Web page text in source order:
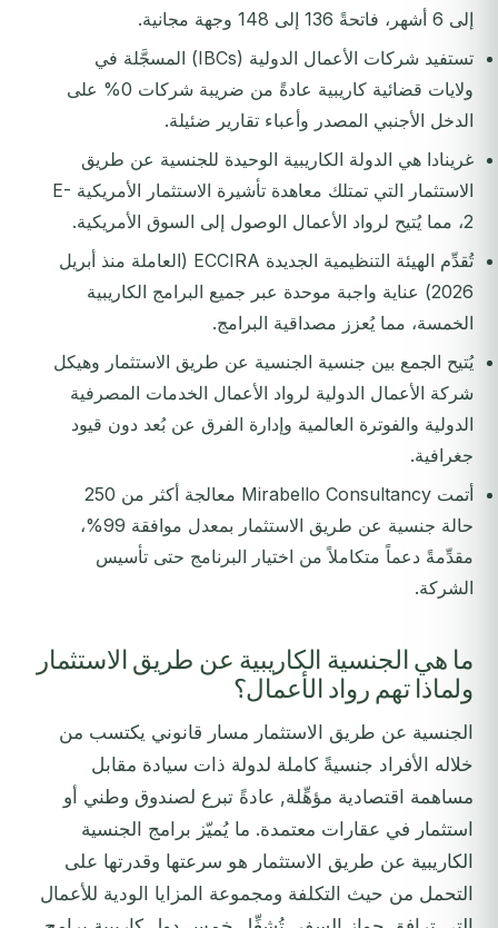
إلى 6 أشهر، فاتحةً 136 إلى 148 وجهة مجانية.
تستفيد شركات الأعمال الدولية (IBCs) المسجَّلة في
ولايات قضائية كاريبية عادةً من ضريبة شركات 0% على
الدخل الأجنبي المصدر وأعباء تقارير ضئيلة.
غرينادا هي الدولة الكاريبية الوحيدة للجنسية عن طريق
الاستثمار التي تمتلك معاهدة تأشيرة الاستثمار الأمريكية E-
2، مما يُتيح لرواد الأعمال الوصول إلى السوق الأمريكية.
تُقدِّم الهيئة التنظيمية الجديدة ECCIRA (العاملة منذ أبريل
2026) عناية واجبة موحدة عبر جميع البرامج الكاريبية
الخمسة، مما يُعزز مصداقية البرامج.
يُتيح الجمع بين جنسية الجنسية عن طريق الاستثمار وهيكل
شركة الأعمال الدولية لرواد الأعمال الخدمات المصرفية
الدولية والفوترة العالمية وإدارة الفرق عن بُعد دون قيود
جغرافية.
أتمت Mirabello Consultancy معالجة أكثر من 250
حالة جنسية عن طريق الاستثمار بمعدل موافقة 99%،
مقدِّمةً دعماً متكاملاً من اختيار البرنامج حتى تأسيس
الشركة.
ما هي الجنسية الكاريبية عن طريق الاستثمار
ولماذا تهم رواد الأعمال؟
الجنسية عن طريق الاستثمار مسار قانوني يكتسب من
خلاله الأفراد جنسيةً كاملة لدولة ذات سيادة مقابل
مساهمة اقتصادية مؤهِّلة, عادةً تبرع لصندوق وطني أو
استثمار في عقارات معتمدة. ما يُميّز برامج الجنسية
الكاريبية عن طريق الاستثمار هو سرعتها وقدرتها على
التحمل من حيث التكلفة ومجموعة المزايا الودية للأعمال